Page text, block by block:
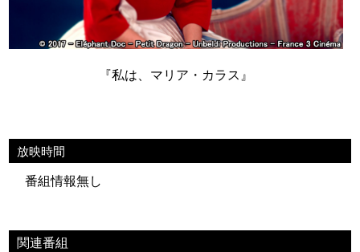
『私は、マリア・カラス』
放映時間
番組情報無し
関連番組